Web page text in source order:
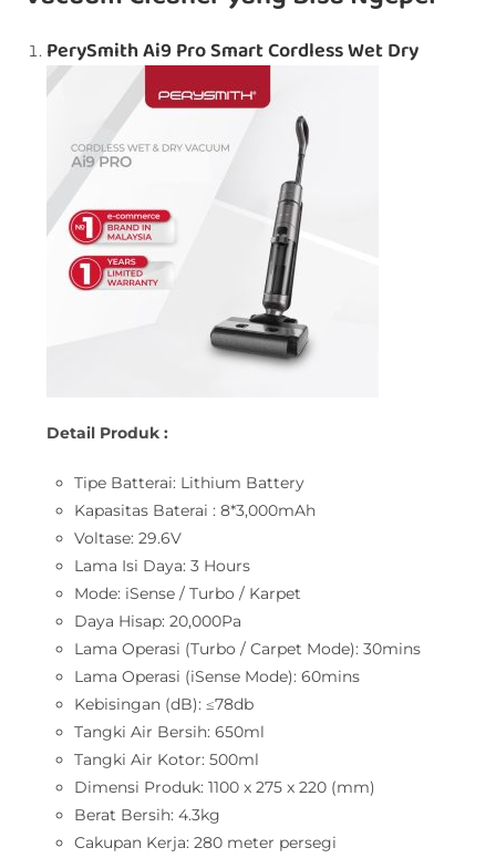
PerySmith Ai9 Pro Smart Cordless Wet Dry
Detail Produk :
Tipe Batterai: Lithium Battery
Kapasitas Baterai : 8*3,000mAh
Voltase: 29.6V
Lama Isi Daya: 3 Hours
Mode: iSense / Turbo / Karpet
Daya Hisap: 20,000Pa
Lama Operasi (Turbo / Carpet Mode): 30mins
Lama Operasi (iSense Mode): 60mins
Kebisingan (dB): ≤78db
Tangki Air Bersih: 650ml
Tangki Air Kotor: 500ml
Dimensi Produk: 1100 x 275 x 220 (mm)
Berat Bersih: 4.3kg
Cakupan Kerja: 280 meter persegi